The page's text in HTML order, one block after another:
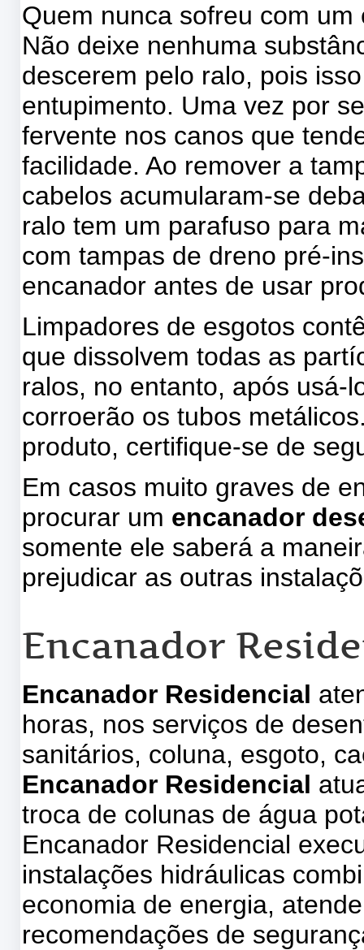
Quem nunca sofreu com
Não deixe nenhuma
descerem pelo ralo, pois
entupimento. Uma vez por
fervente nos canos que
facilidade. Ao remover a
cabelos acumularam-se
ralo tem um parafuso para
com tampas de dreno pré-
encanador antes de usar
Limpadores de esgotos
que dissolvem todas as
ralos, no entanto, após usá-
corroerão os tubos
produto, certifique-se de
Em casos muito graves de
procurar um encanador
somente ele saberá a
prejudicar as outras
Encanador
Encanador Residencial
horas, nos serviços de
sanitários, coluna, esgoto,
Encanador Residencial
troca de colunas de água
Encanador Residencial
instalações hidráulicas
economia de energia,
recomendações de